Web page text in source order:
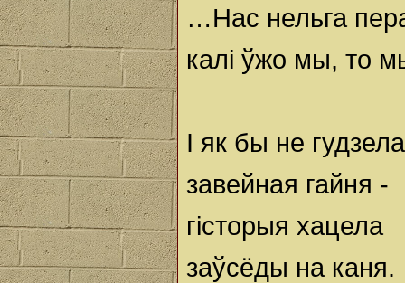
…Нас нельга
калі ўжо мы, то
І як бы не гудзела
завейная гайня -
гісторыя хацела
заўсёды на каня.